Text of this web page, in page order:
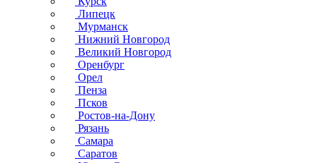
Липецк
Мурманск
Нижний Новгород
Великий Новгород
Оренбург
Орел
Пенза
Псков
Ростов-на-Дону
Рязань
Самара
Саратов